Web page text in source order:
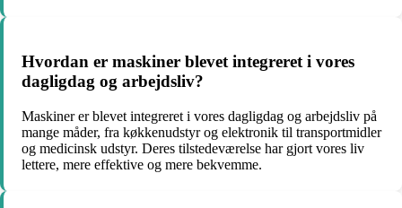
Hvordan er maskiner blevet integreret i vores
dagligdag og arbejdsliv?
Maskiner er blevet integreret i vores dagligdag og arbejdsliv på
mange måder, fra køkkenudstyr og elektronik til transportmidler
og medicinsk udstyr. Deres tilstedeværelse har gjort vores liv
lettere, mere effektive og mere bekvemme.